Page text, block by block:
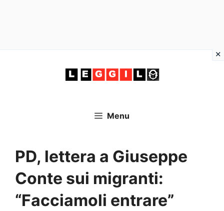
Menu
PD, lettera a Giuseppe
Conte sui migranti:
“Facciamoli entrare”